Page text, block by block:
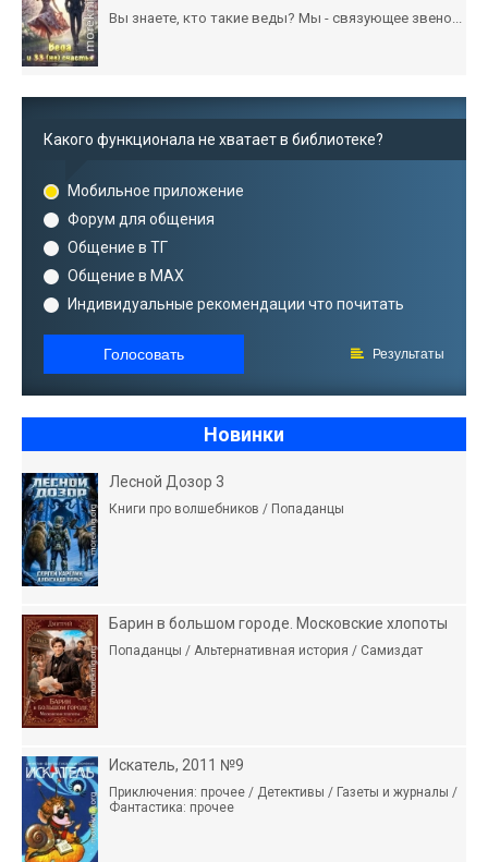
Вы знаете, кто такие веды? Мы - связующее звено...
Какого функционала не хватает в библиотеке?
Мобильное приложение
Форум для общения
Общение в ТГ
Общение в MAX
Индивидуальные рекомендации что почитать
Голосовать Результаты
Новинки
Лесной Дозор 3
Книги про волшебников / Попаданцы
Барин в большом городе. Московские хлопоты
Попаданцы / Альтернативная история / Самиздат
Искатель, 2011 №9
Приключения: прочее / Детективы / Газеты и журналы /
Фантастика: прочее